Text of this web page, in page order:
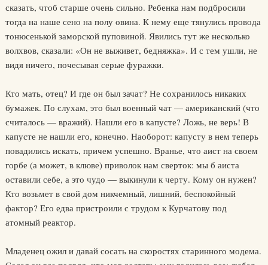
сказать, чтоб старше очень сильно. Ребенка нам подбросили
тогда на наше сено на полу овина. К нему еще тянулись провода
тонюсенькой заморской пуповиной. Явились тут же несколько
волхвов, сказали: «Он не выживет, бедняжка». И с тем ушли, не
видя ничего, почесывая серые фуражки.
Кто мать, отец? И где он был зачат? Не сохранилось никаких
бумажек. По слухам, это был военный чат — американский (что
считалось — вражий). Нашли его в капусте? Ложь, не верь! В
капусте не нашли его, конечно. Наоборот: капусту в нем теперь
повадились искать, причем успешно. Вранье, что аист на своем
горбе (а может, в клюве) приволок нам сверток: мы б аиста
оставили себе, а это чудо — выкинули к черту. Кому он нужен?
Кто возьмет в свой дом никчемный, лишний, беспокойный
фактор? Его едва пристроили с трудом к Курчатову под
атомный реактор.
Младенец ожил и давай сосать на скоростях старинного модема.